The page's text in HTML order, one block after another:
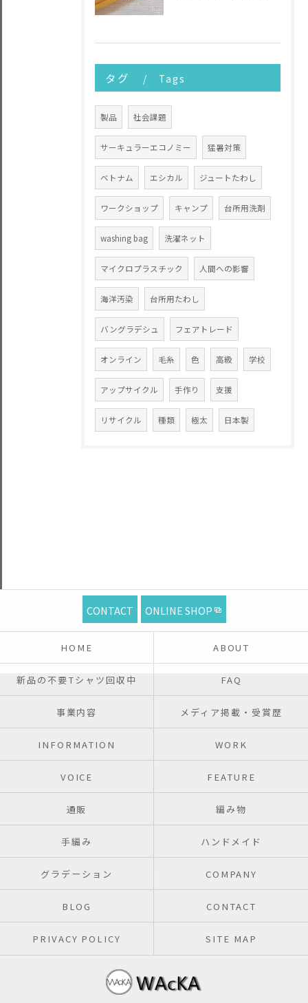
タグ Tags
製品 社会課題
サーキュラーエコノミー 猛暑対策
ベトナム エシカル ジュートたわし
ワークショップ キャンプ 台所用洗剤
washing bag 洗濯ネット
マイクロプラスチック 人間への影響
海洋汚染 台所用たわし
バングラデシュ フェアトレード
オンライン 毛糸 色 高級 学校
アップサイクル 手作り 支援
リサイクル 種類 極太 日本製
CONTACT ONLINE SHOP
HOME ABOUT
新品の不要Tシャツ回収中 FAQ
事業内容 メディア掲載・受賞歴
INFORMATION WORK
VOICE FEATURE
通販 編み物
手編み ハンドメイド
グラデーション COMPANY
BLOG CONTACT
PRIVACY POLICY SITE MAP